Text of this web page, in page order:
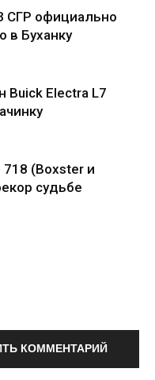
СГР официально
в Буханку
Buick Electra L7
(Boxster и
судьбе
КОММЕНТАРИЙ